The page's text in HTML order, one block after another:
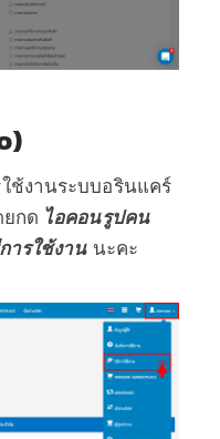
ช้งานระบบอรินแคร์
กด ไอคอนรูปคน
ารใช้งาน นะคะ